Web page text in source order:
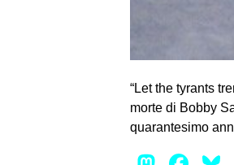
“Let the tyrants
morte di Bobby
quarantesimo